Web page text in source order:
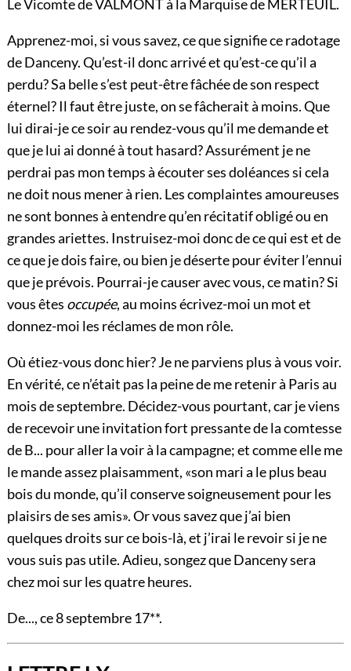
Le Vicomte de VALMONT à la Marquise de MERTEUIL.
Apprenez-moi, si vous savez, ce que signifie ce radotage
de Danceny. Qu’est-il donc arrivé et qu’est-ce qu’il a
perdu? Sa belle s’est peut-être fâchée de son respect
éternel? Il faut être juste, on se fâcherait à moins. Que
lui dirai-je ce soir au rendez-vous qu’il me demande et
que je lui ai donné à tout hasard? Assurément je ne
perdrai pas mon temps à écouter ses doléances si cela
ne doit nous mener à rien. Les complaintes amoureuses
ne sont bonnes à entendre qu’en récitatif obligé ou en
grandes ariettes. Instruisez-moi donc de ce qui est et de
ce que je dois faire, ou bien je déserte pour éviter l’ennui
que je prévois. Pourrai-je causer avec vous, ce matin? Si
vous êtes occupée, au moins écrivez-moi un mot et
donnez-moi les réclames de mon rôle.
Où étiez-vous donc hier? Je ne parviens plus à vous voir.
En vérité, ce n’était pas la peine de me retenir à Paris au
mois de septembre. Décidez-vous pourtant, car je viens
de recevoir une invitation fort pressante de la comtesse
de B... pour aller la voir à la campagne; et comme elle me
le mande assez plaisamment, «son mari a le plus beau
bois du monde, qu’il conserve soigneusement pour les
plaisirs de ses amis». Or vous savez que j’ai bien
quelques droits sur ce bois-là, et j’irai le revoir si je ne
vous suis pas utile. Adieu, songez que Danceny sera
chez moi sur les quatre heures.
De..., ce 8 septembre 17**.